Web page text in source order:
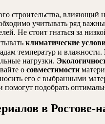
строительства,
учитывать ряд
Не стоит гнаться за
климатические
температур и влажности.
нагрузки.
о совместимости
его с выбранными
помогут подобрать
в Ростове-